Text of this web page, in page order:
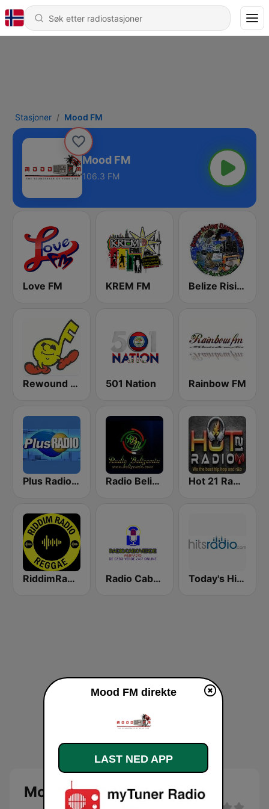
Stasjoner Mood FM
Mood FM
106.3 FM
Love FM KREM FM Belize Rising Dawn Radio
Rewound Radio 501 Nation Rainbow FM
Plus Radio Belize Radio Belizemix Hot 21 Radio
RiddimRadio.com Radio Cabo verde 80's, 90's & 00's Today's Hits Radio
Mood FM
Mood FM direkte
LAST NED APP